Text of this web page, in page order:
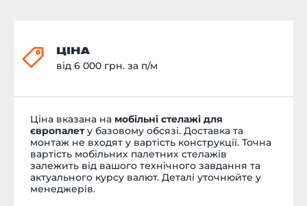
ЦІНА
від 6 000 грн. за п/м
Ціна вказана на мобільні стелажі для
європалет у базовому обсязі. Доставка та
монтаж не входят у вартість конструкції. Точна
вартість мобільних палетних стелажів
залежить від вашого технічного завдання та
актуального курсу валют. Деталі уточнюйте у
менеджерів.